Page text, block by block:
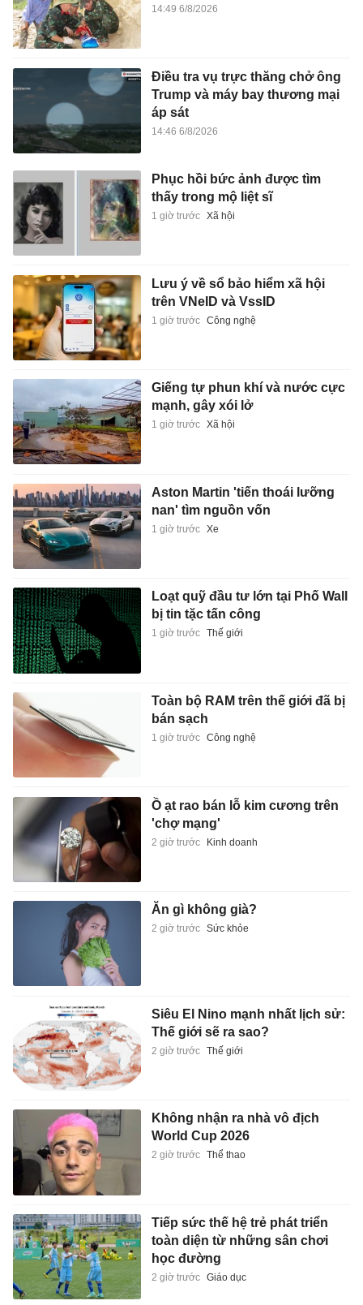
14:49 6/8/2026
Điều tra vụ trực thăng chở ông
Trump và máy bay thương mại
áp sát
14:46 6/8/2026
Phục hồi bức ảnh được tìm
thấy trong mộ liệt sĩ
1 giờ trước Xã hội
Lưu ý về sổ bảo hiểm xã hội
trên VNeID và VssID
1 giờ trước Công nghệ
Giếng tự phun khí và nước cực
mạnh, gây xói lở
1 giờ trước Xã hội
Aston Martin 'tiến thoái lưỡng
nan' tìm nguồn vốn
1 giờ trước Xe
Loạt quỹ đầu tư lớn tại Phố Wall
bị tin tặc tấn công
1 giờ trước Thế giới
Toàn bộ RAM trên thế giới đã bị
bán sạch
1 giờ trước Công nghệ
Ồ ạt rao bán lỗ kim cương trên
'chợ mạng'
2 giờ trước Kinh doanh
Ăn gì không già?
2 giờ trước Sức khỏe
Siêu El Nino mạnh nhất lịch sử:
Thế giới sẽ ra sao?
2 giờ trước Thế giới
Không nhận ra nhà vô địch
World Cup 2026
2 giờ trước Thể thao
Tiếp sức thế hệ trẻ phát triển
toàn diện từ những sân chơi
học đường
2 giờ trước Giáo dục